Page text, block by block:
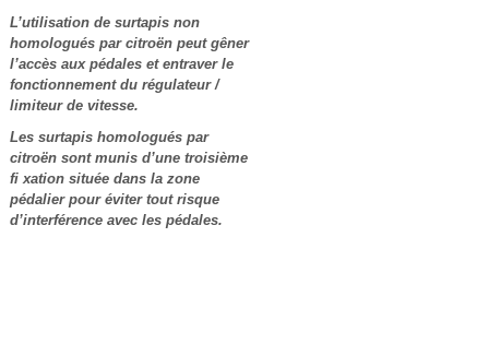
L’utilisation de surtapis non
homologués par citroën peut gêner
l’accès aux pédales et entraver le
fonctionnement du régulateur /
limiteur de vitesse.
Les surtapis homologués par
citroën sont munis d’une troisième
fi xation située dans la zone
pédalier pour éviter tout risque
d’interférence avec les pédales.